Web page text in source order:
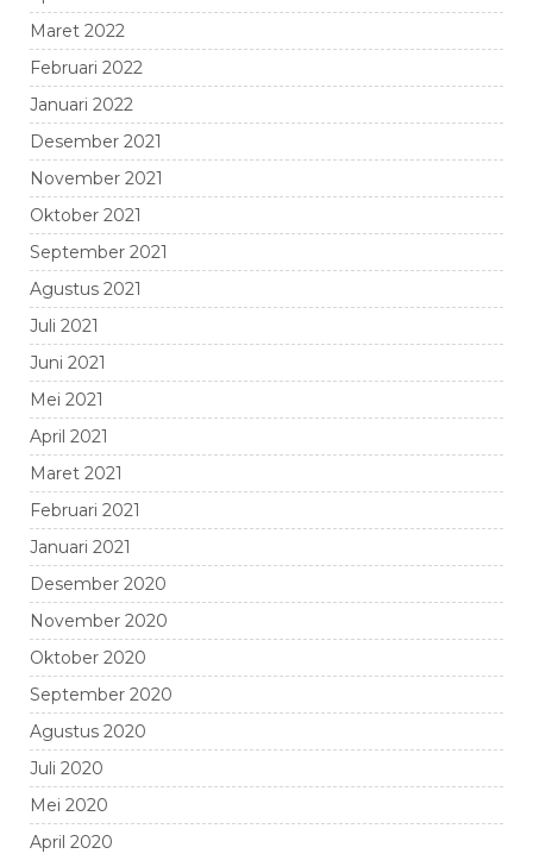
Maret 2022
Februari 2022
Januari 2022
Desember 2021
November 2021
Oktober 2021
September 2021
Agustus 2021
Juli 2021
Juni 2021
Mei 2021
April 2021
Maret 2021
Februari 2021
Januari 2021
Desember 2020
November 2020
Oktober 2020
September 2020
Agustus 2020
Juli 2020
Mei 2020
April 2020